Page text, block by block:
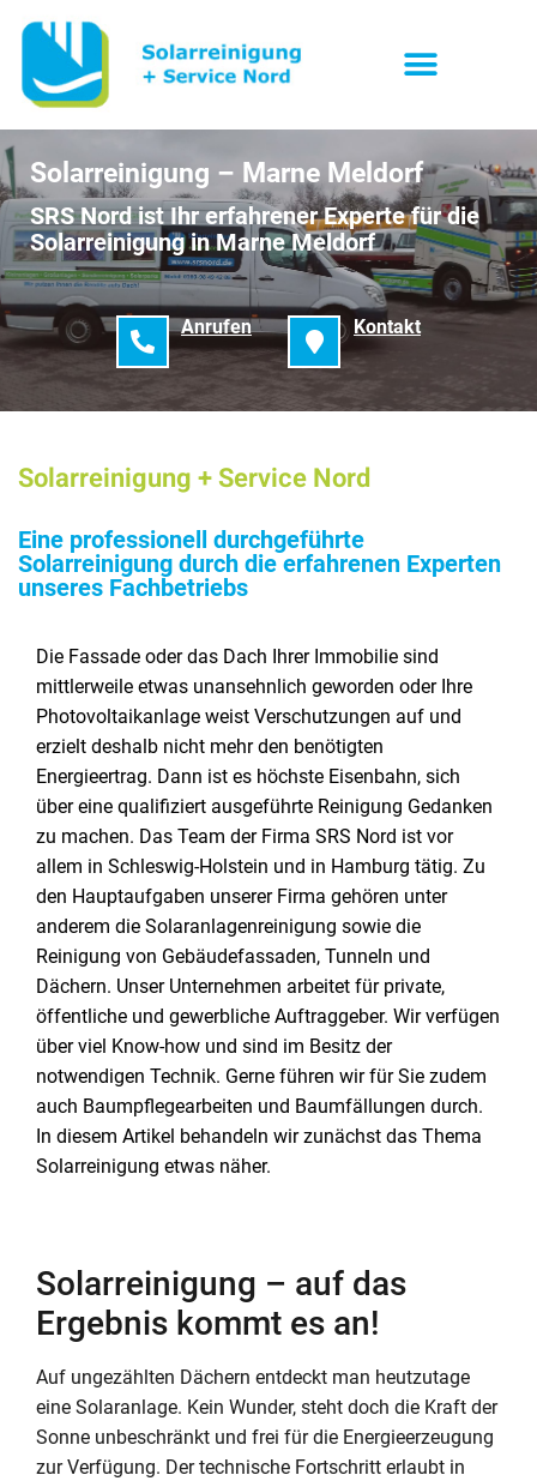
Solarreinigung – Marne Meldorf
SRS Nord ist Ihr erfahrener Experte für die
Solarreinigung in Marne Meldorf
Anrufen Kontakt
Solarreinigung + Service Nord
Eine professionell durchgeführte
Solarreinigung durch die erfahrenen Experten
unseres Fachbetriebs
Die Fassade oder das Dach Ihrer Immobilie sind
mittlerweile etwas unansehnlich geworden oder Ihre
Photovoltaikanlage weist Verschutzungen auf und
erzielt deshalb nicht mehr den benötigten
Energieertrag. Dann ist es höchste Eisenbahn, sich
über eine qualifiziert ausgeführte Reinigung Gedanken
zu machen. Das Team der Firma SRS Nord ist vor
allem in Schleswig-Holstein und in Hamburg tätig. Zu
den Hauptaufgaben unserer Firma gehören unter
anderem die Solaranlagenreinigung sowie die
Reinigung von Gebäudefassaden, Tunneln und
Dächern. Unser Unternehmen arbeitet für private,
öffentliche und gewerbliche Auftraggeber. Wir verfügen
über viel Know-how und sind im Besitz der
notwendigen Technik. Gerne führen wir für Sie zudem
auch Baumpflegearbeiten und Baumfällungen durch.
In diesem Artikel behandeln wir zunächst das Thema
Solarreinigung etwas näher.
Solarreinigung – auf das
Ergebnis kommt es an!
Auf ungezählten Dächern entdeckt man heutzutage
eine Solaranlage. Kein Wunder, steht doch die Kraft der
Sonne unbeschränkt und frei für die Energieerzeugung
zur Verfügung. Der technische Fortschritt erlaubt in